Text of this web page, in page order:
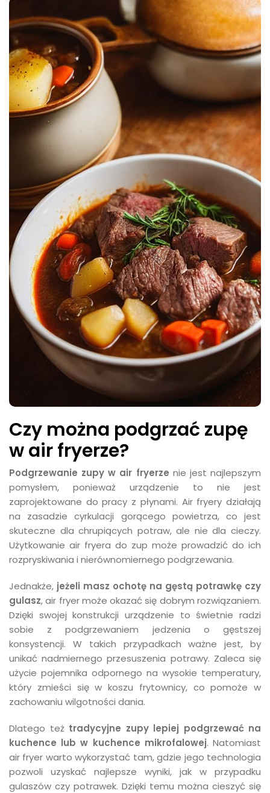
Czy można podgrzać zupę
w air fryerze?
Podgrzewanie zupy w air fryerze nie jest najlepszym
pomysłem, ponieważ urządzenie to nie jest
zaprojektowane do pracy z płynami. Air fryery działają
na zasadzie cyrkulacji gorącego powietrza, co jest
skuteczne dla chrupiących potraw, ale nie dla cieczy.
Użytkowanie air fryera do zup może prowadzić do ich
rozpryskiwania i nierównomiernego podgrzewania.
Jednakże, jeżeli masz ochotę na gęstą potrawkę czy
gulasz, air fryer może okazać się dobrym rozwiązaniem.
Dzięki swojej konstrukcji urządzenie to świetnie radzi
sobie z podgrzewaniem jedzenia o gęstszej
konsystencji. W takich przypadkach ważne jest, by
unikać nadmiernego przesuszenia potrawy. Zaleca się
użycie pojemnika odpornego na wysokie temperatury,
który zmieści się w koszu frytownicy, co pomoże w
zachowaniu wilgotności dania.
Dlatego też tradycyjne zupy lepiej podgrzewać na
kuchence lub w kuchence mikrofalowej. Natomiast
air fryer warto wykorzystać tam, gdzie jego technologia
pozwoli uzyskać najlepsze wyniki, jak w przypadku
gulaszów czy potrawek. Dzięki temu można cieszyć się